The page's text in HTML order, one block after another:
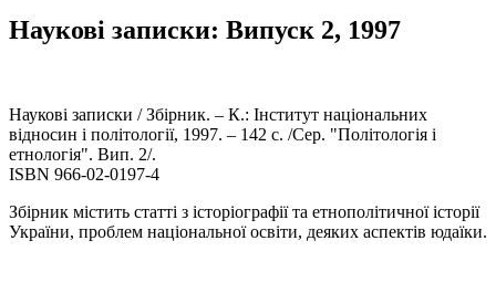
Наукові записки: Випуск 2, 1997
Наукові записки / Збірник. – К.: Інститут національних
відносин і політології, 1997. – 142 с. /Сер. "Політологія і
етнологія". Вип. 2/.
ISBN 966-02-0197-4
Збірник містить статті з історіографії та етнополітичної історії
України, проблем національної освіти, деяких аспектів юдаїки.